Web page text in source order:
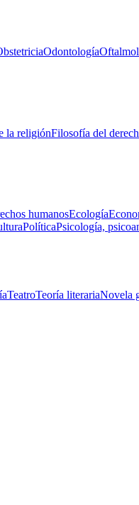
Odontología
la religiónFilosofía del
humanosEcología
PolíticaPsicología,
TeatroTeoría literariaNovela